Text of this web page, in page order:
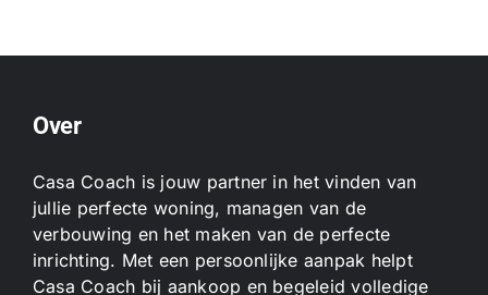
Over
Casa Coach is jouw partner in het vinden van
jullie perfecte woning, managen van de
verbouwing en het maken van de perfecte
inrichting. Met een persoonlijke aanpak helpt
Casa Coach bij aankoop en begeleid volledige